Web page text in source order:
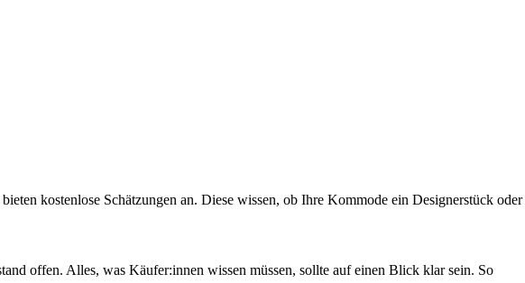
bieten kostenlose Schätzungen an. Diese wissen, ob Ihre Kommode ein Designerstück oder
offen. Alles, was Käufer:innen wissen müssen, sollte auf einen Blick klar sein. So